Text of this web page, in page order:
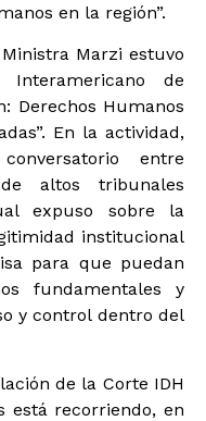
en la región”.
Marzi estuvo
de
Derechos Humanos
En la actividad,
entre
altos tribunales
expuso sobre la
institucional
para que puedan
fundamentales y
y control dentro del
de la Corte IDH
está recorriendo, en